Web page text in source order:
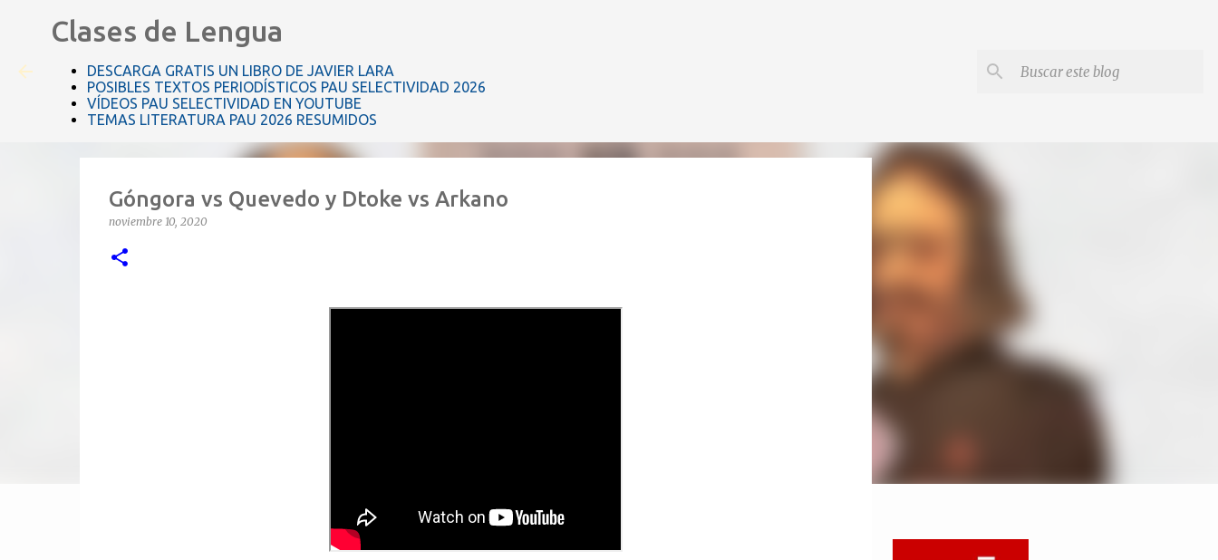
Clases de Lengua
DESCARGA GRATIS UN LIBRO DE JAVIER LARA
POSIBLES TEXTOS PERIODÍSTICOS PAU SELECTIVIDAD 2026
VÍDEOS PAU SELECTIVIDAD EN YOUTUBE
TEMAS LITERATURA PAU 2026 RESUMIDOS
Góngora vs Quevedo y Dtoke vs Arkano
noviembre 10, 2020